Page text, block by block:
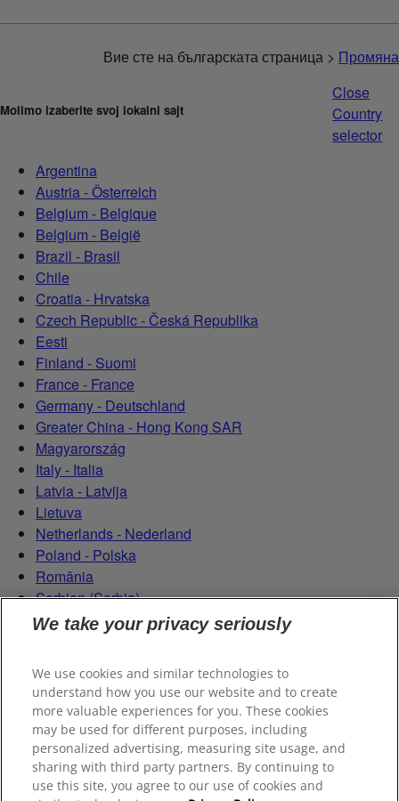
Вие сте на българската страница > Промяна
Molimo izaberite svoj lokalni sajt
Close
Country
selector
Argentina
Austria - Österreich
Belgium - Belgique
Belgium - België
Brazil - Brasil
Chile
Croatia - Hrvatska
Czech Republic - Česká Republika
Eesti
Finland - Suomi
France - France
Germany - Deutschland
Greater China - Hong Kong SAR
Magyarország
Italy - Italia
Latvia - Latvija
Lietuva
Netherlands - Nederland
Poland - Polska
România
Serbian (Serbia)
Slovensko
Switzerland (Suisse)
We take your privacy seriously
We use cookies and similar technologies to
understand how you use our website and to create
more valuable experiences for you. These cookies
may be used for different purposes, including
personalized advertising, measuring site usage, and
sharing with third party partners. By continuing to
use this site, you agree to our use of cookies and